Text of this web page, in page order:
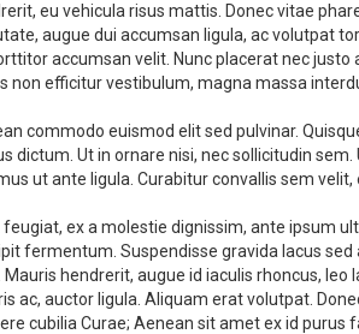
eu vehicula risus mattis. Donec vitae
augue dui accumsan ligula, ac volutpat
accumsan velit. Nunc placerat nec justo
non efficitur vestibulum, magna massa
commodo euismod elit sed pulvinar.
dictum. Ut in ornare nisi, nec sollicitudin
ut ante ligula. Curabitur convallis sem
feugiat, ex a molestie dignissim, ante ipsum
fermentum. Suspendisse gravida lacus
Mauris hendrerit, augue id iaculis rhoncus,
ac, auctor ligula. Aliquam erat volutpat.
cubilia Curae; Aenean sit amet ex id purus